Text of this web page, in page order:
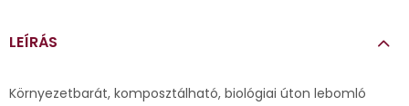
LEÍRÁS
Környezetbarát, komposztálható, biológiai úton lebomló